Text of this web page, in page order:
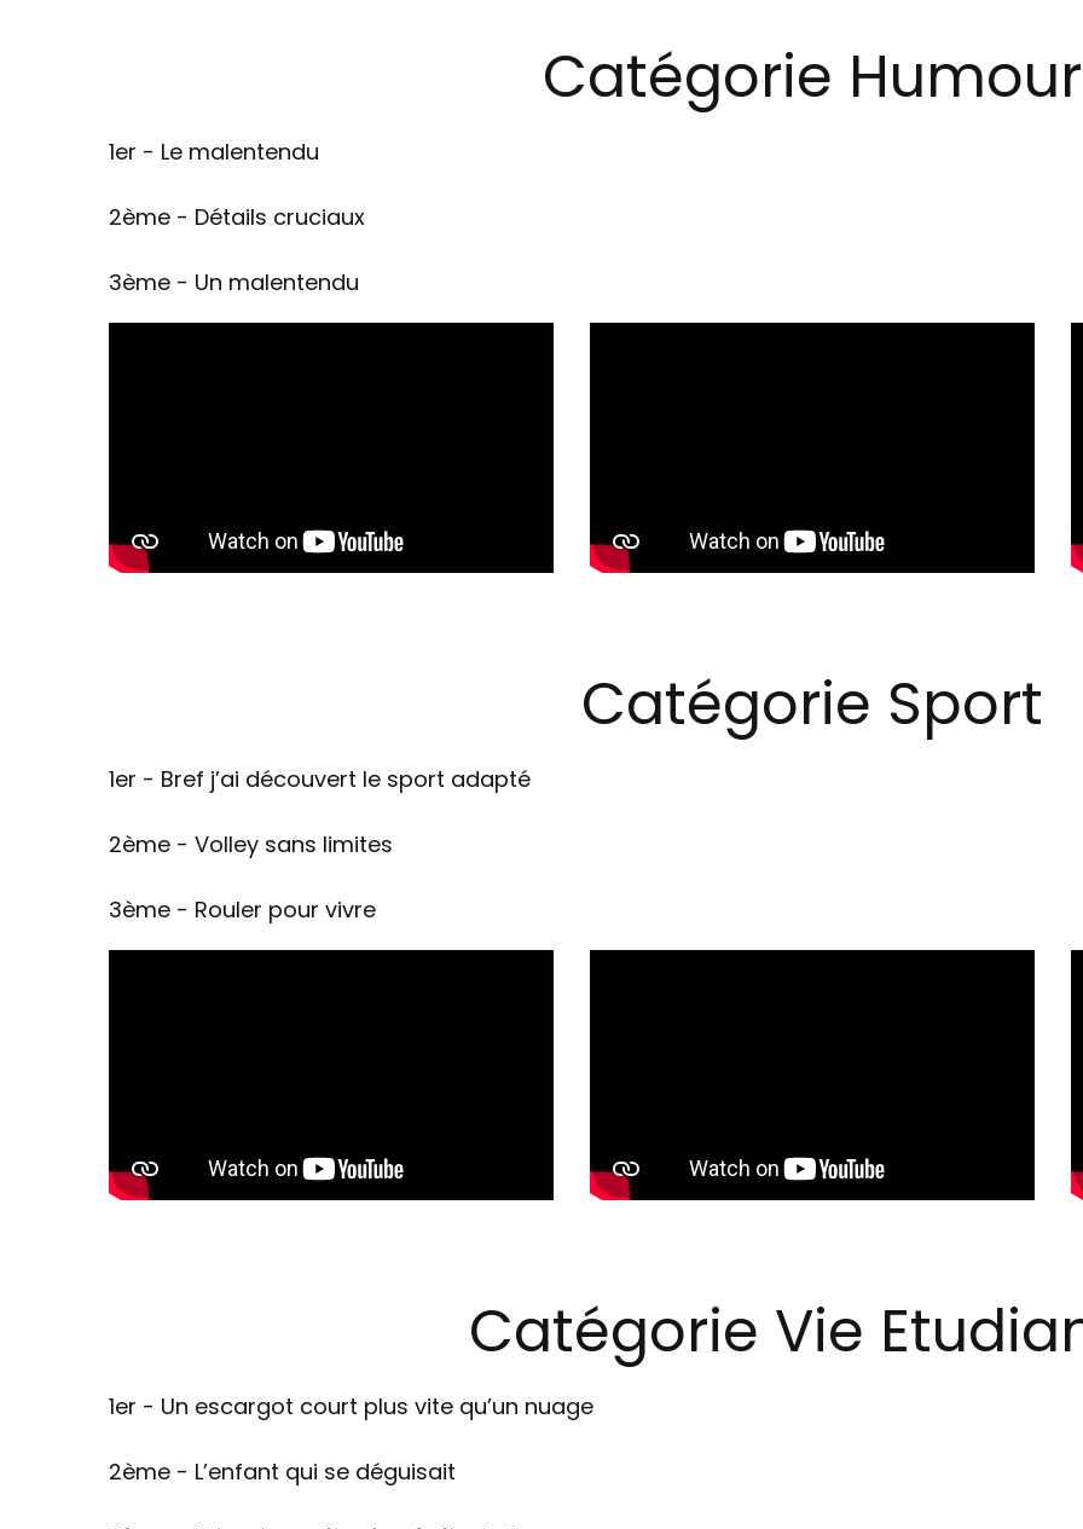
Catégorie Humour
1er - Le malentendu
2ème - Détails cruciaux
3ème - Un malentendu
Catégorie Sport
1er - Bref j’ai découvert le sport adapté
2ème - Volley sans limites
3ème - Rouler pour vivre
Catégorie Vie
1er - Un escargot court plus vite qu’un nuage
2ème - L’enfant qui se déguisait